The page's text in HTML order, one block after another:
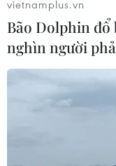
Các khoản hoàn
cực đến kết quả
doanh nghiệp Mỹ
09/08/2026 04:35
vietnamplus.vn
Bão Dolphin đổ
nghìn người